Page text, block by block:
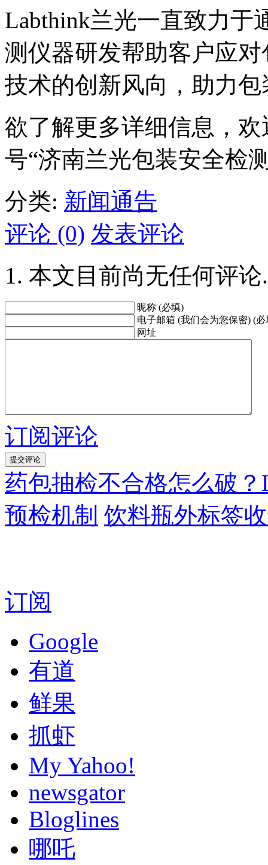
Labthink兰光一直致力于
测仪器研发帮助客户应
技术的创新风向，助力
欲了解更多详细信息，
号“济南兰光包装安全检
分类: 新闻通告
评论 (0) 发表评论
本文目前尚无任何评论.
昵称 (必填)
电子邮箱 (我们会为您保密) (必
网址
订阅评论
药包抽检不合格怎么破
预检机制 饮料瓶外标签
订阅
Google
有道
鲜果
抓虾
My Yahoo!
newsgator
Bloglines
哪吒